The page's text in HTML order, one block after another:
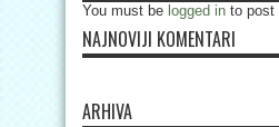
You must be logged in to post
NAJNOVIJI KOMENTARI
ARHIVA